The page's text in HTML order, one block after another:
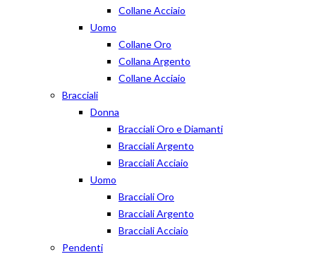
Collane Acciaio
Uomo
Collane Oro
Collana Argento
Collane Acciaio
Bracciali
Donna
Bracciali Oro e Diamanti
Bracciali Argento
Bracciali Acciaio
Uomo
Bracciali Oro
Bracciali Argento
Bracciali Acciaio
Pendenti